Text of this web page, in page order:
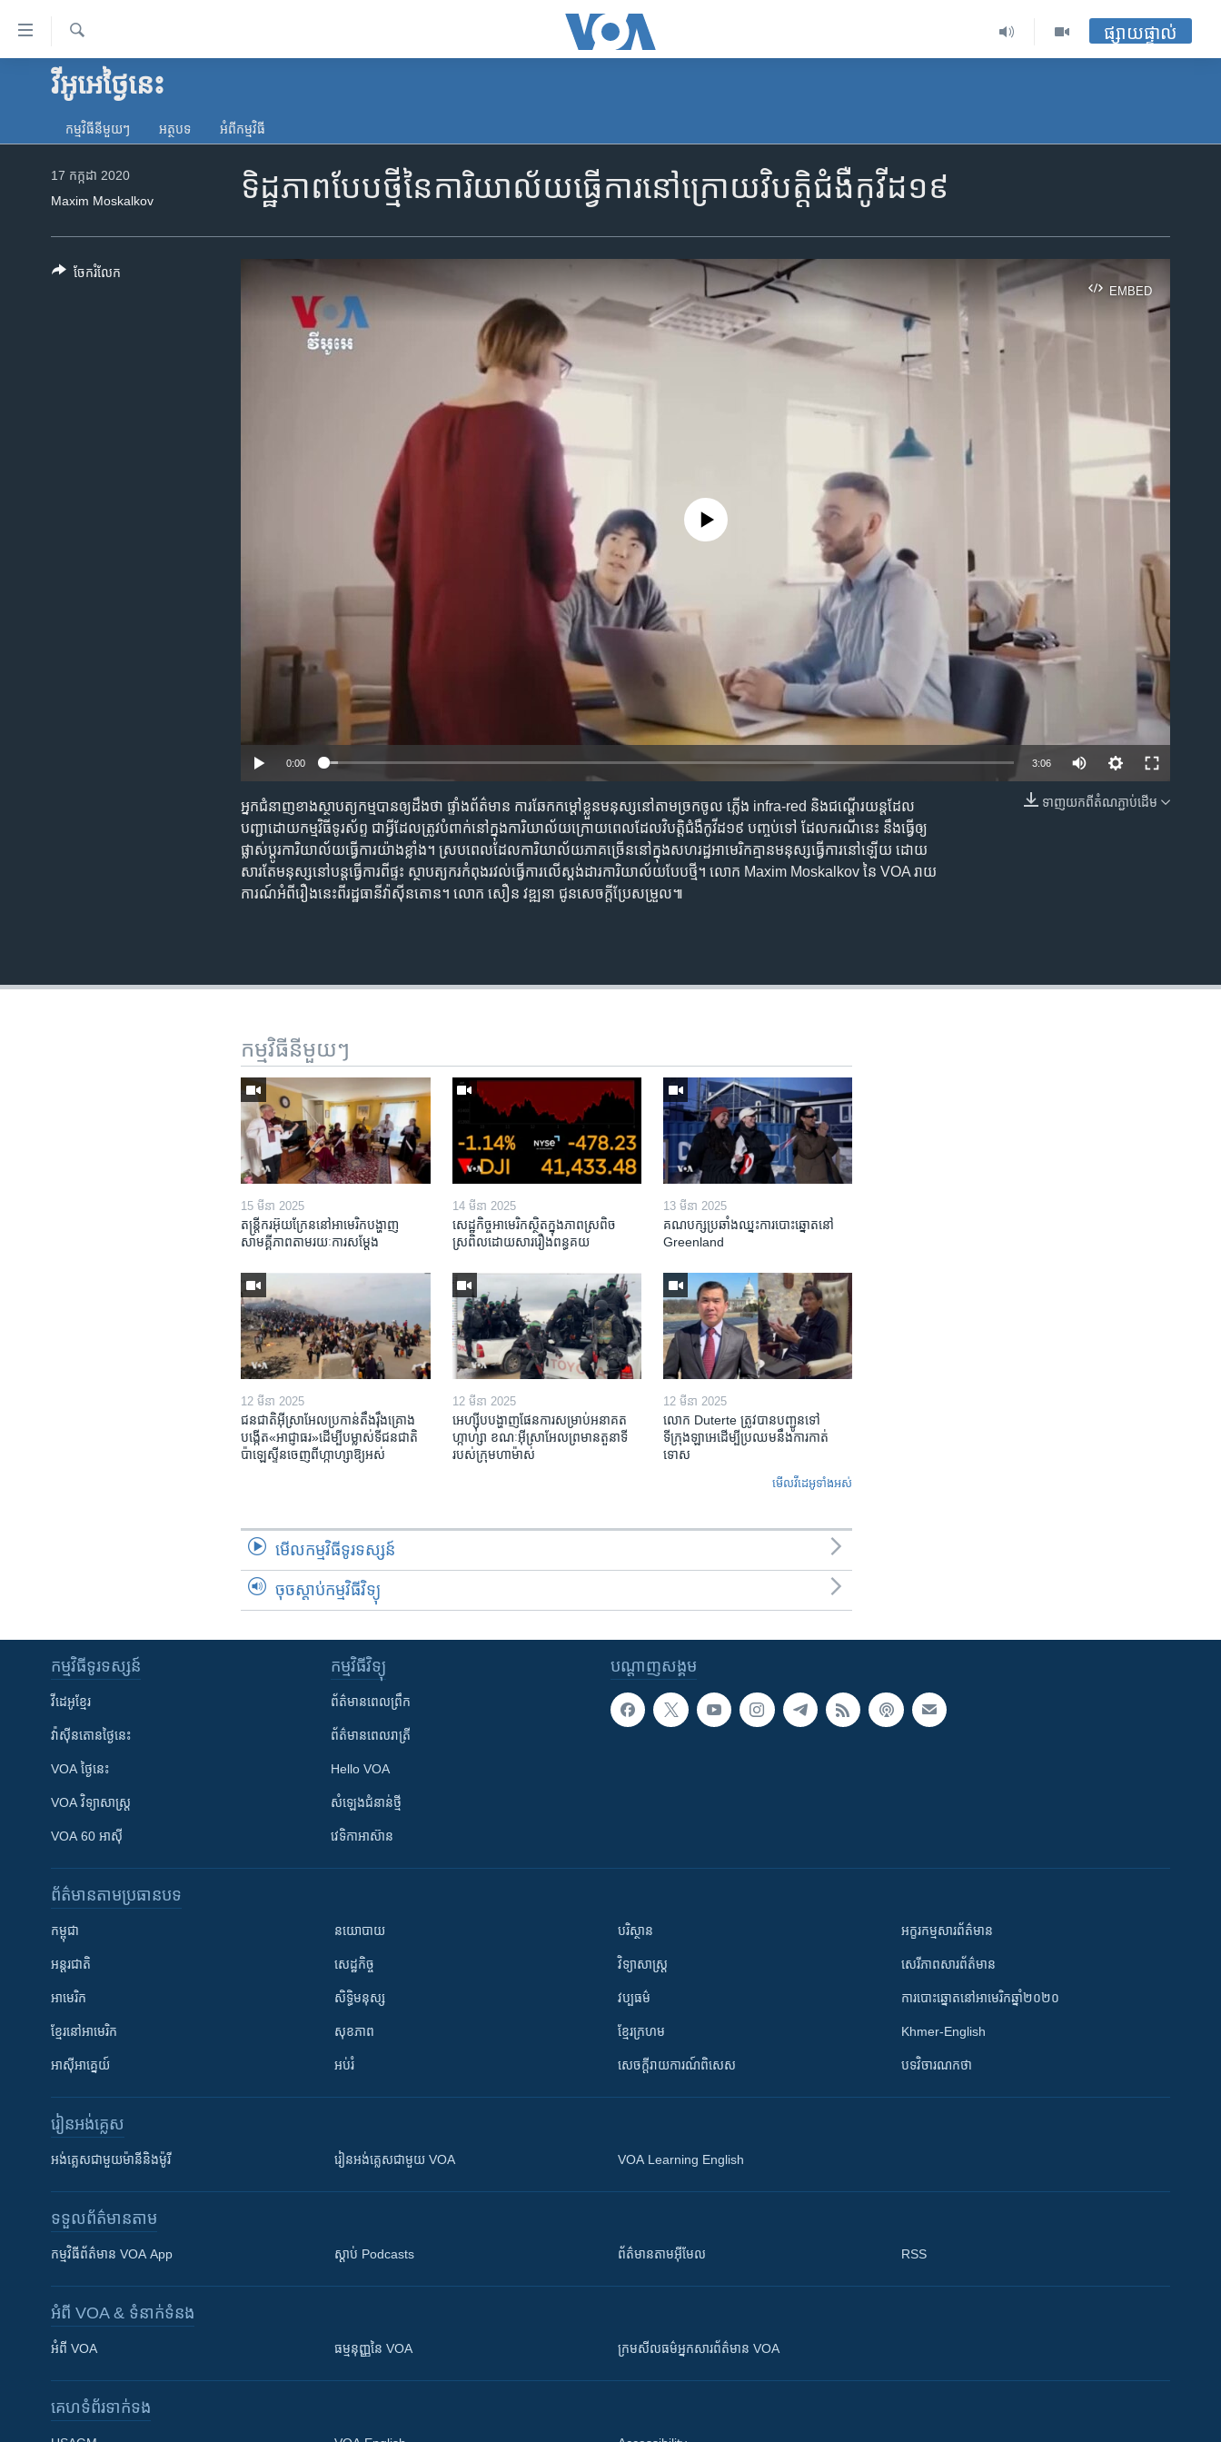
ទៅ​
គេហទំព័រ​
ទាក់ទង
និង​អាមេរិក
ព្រឹត្តិការណ៍ព័ត៌មាន
ស្វែង​
រក
ផ្សាយផ្ទាល់
វីអូអេថ្ងៃនេះ
កម្មវិធី​នីមួយៗ អត្ថបទ​ អំពី​កម្មវិធី​
ទិដ្ឋភាព​បែប​ថ្មី​នៃ​ការិយាល័យ​ធ្វើការ​នៅ​ក្រោយ​វិបត្តិ​ជំងឺ​កូវីដ១៩
17 កក្កដា 2020
Maxim Moskalkov
EMBED
EMBED
No media source currently available
0:00 3:06
ទាញ​យក​ពី​តំណភ្ជាប់​ដើម
អ្នក​ជំនាញ​ខាង​ស្ថាបត្យកម្ម​បាន​ឲ្យ​ដឹង​ថា ផ្ទាំង​ព័ត៌មាន ការ​ឆែក​កម្ដៅ​ខ្លួន​មនុស្ស​នៅ​តាម​ច្រក​ចូល ភ្លើង infra-red និង​ជណ្ដើរ​យន្ត​ដែល​
បញ្ជា​ដោយ​កម្មវិធី​ទូរស័ព្ទ ជា​អ្វី​ដែល​ត្រូវ​បំពាក់​នៅ​ក្នុង​ការិយាល័យ​ក្រោយ​ពេល​ដែល​វិបត្តិ​ជំងឺ​កូវីដ១៩ បញ្ចប់​ទៅ ដែល​ករណី​នេះ​ នឹង​ធ្វើ​ឲ្យ​
ផ្លាស់​ប្ដូរ​ការិយាល័យ​ធ្វើការ​យ៉ាង​ខ្លាំង។ ស្រប​ពេល​ដែល​ការិយាល័យ​ភាគ​ច្រើន​នៅ​ក្នុង​សហរដ្ឋ​អាមេរិក​គ្មាន​មនុស្ស​ធ្វើ​ការ​នៅ​ឡើយ ដោយ​
សារ​តែ​មនុស្ស​នៅ​បន្ត​ធ្វើ​ការ​ពី​ផ្ទះ ស្ថាបត្យករ​កំពុង​រវល់​ធ្វើ​ការ​លើ​ស្ដង់ដារ​ការិយាល័យ​បែប​ថ្មី។ លោក Maxim Moskalkov នៃ VOA រាយ
ការណ៍​អំពី​រឿង​នេះ​ពី​រដ្ឋធានី​វ៉ាស៊ីនតោន។ លោក សឿន វឌ្ឍនា​ ជូន​សេចក្ដី​ប្រែ​សម្រួល៕
ចែករំលែក
កម្មវិធី​នីមួយៗ
15 មីនា 2025
តន្ត្រីករ​អ៊ុយក្រែន​នៅ​អាមេរិក​បង្ហាញ​
សាមគ្គីភាព​តាម​រយៈ​ការសម្តែង
14 មីនា 2025
សេដ្ឋកិច្ច​អាមេរិក​ស្ថិត​ក្នុង​ភាពស្រពិច
ស្រពិល​ដោយសារ​រឿង​ពន្ធគយ
13 មីនា 2025
គណបក្ស​ប្រឆាំង​ឈ្នះ​ការបោះឆ្នោត​នៅ
Greenland
12 មីនា 2025
ជនជាតិ​អ៊ីស្រាអែល​ប្រកាន់​តឹងរ៉ឹង​គ្រោង​
បង្កើត​«អាជ្ញាធរ‍»​ដើម្បី​បម្លាស់​ទី​ជនជាតិ​
ប៉ាឡេស្ទីន​ចេញពី​ហ្កាហ្សា​ឱ្យ​អស់
12 មីនា 2025
អេហ្ស៊ីប​បង្ហាញ​ផែនការ​សម្រាប់​អនាគត​
ហ្កាហ្សា ខណៈ​អ៊ីស្រាអែល​ព្រមាន​តួនាទី​
របស់​ក្រុម​ហាម៉ាស់
12 មីនា 2025
លោក Duterte ត្រូវ​បាន​បញ្ជូនទៅ
ទីក្រុងឡាអេ​ដើម្បី​ប្រឈម​នឹង​ការកាត់
ទោស
មើល​វីដេអូ​ទាំង​អស់
មើល​កម្មវិធី​ទូរទស្សន៍
ចុចស្តាប់កម្មវិធីវិទ្យុ
បណ្តាញ​សង្គម
កម្មវិធី​ទូរទស្សន៍
វីដេអូ​ខ្មែរ
វ៉ាស៊ីនតោន​ថ្ងៃ​នេះ
VOA ថ្ងៃនេះ
VOA ​វិទ្យាសាស្ត្រ
VOA 60 អាស៊ី
កម្មវិធី​វិទ្យុ
ព័ត៌មាន​ពេល​ព្រឹក
ព័ត៌មាន​​ពេល​រាត្រី
Hello VOA
សំឡេង​ជំនាន់​ថ្មី
វេទិកា​អាស៊ាន
ព័ត៌មាន​តាមប្រធានបទ​
កម្ពុជា
អន្តរជាតិ
អាមេរិក
ខ្មែរ​នៅអាមេរិក
អាស៊ីអាគ្នេយ៍
នយោបាយ
សេដ្ឋកិច្ច
សិទ្ធិមនុស្ស
សុខភាព
អប់រំ
បរិស្ថាន
វិទ្យាសាស្រ្ត
វប្បធម៌
ខ្មែរក្រហម
សេចក្តីរាយការណ៍ពិសេស
អក្ខរកម្មសារព័ត៌មាន
សេរីភាពសារព័ត៌មាន
ការបោះឆ្នោតនៅអាមេរិកឆ្នាំ២០២០
Khmer-English
បទវិចារណកថា
រៀន​​អង់គ្លេស
អង់គ្លេស​ជាមួយ​ម៉ានី​និង​ម៉ូរី រៀន​​​​​​អង់គ្លេស​​ជាមួយ VOA VOA Learning English
ទទួល​ព័ត៌មាន​តាម
កម្មវិធី​ព័ត៌មាន VOA App ស្តាប់ Podcasts ព័ត៌មាន​តាម​អ៊ីមែល RSS
អំពី​ VOA & ទំនាក់ទំនង
អំពី​ VOA ធម្មនុញ្ញ​នៃ VOA ក្រម​​​សីលធម៌​​​អ្នក​​​សារព័ត៌មាន VOA
គេហទំព័រ​​ទាក់ទង